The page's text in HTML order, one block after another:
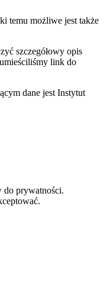
temu możliwe jest także
szczegółowy opis
link do
dane jest Instytut
do prywatności.